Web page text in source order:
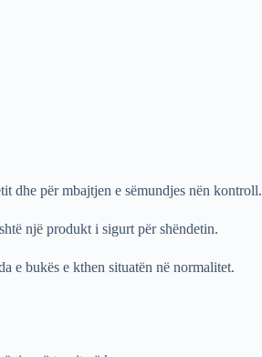
dhe për mbajtjen e sëmundjes nën kontroll.
një produkt i sigurt për shëndetin.
e bukës e kthen situatën në normalitet.